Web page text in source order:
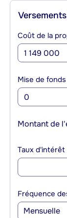
Coût de la
Mise de fonds
Montant de
Taux d'intérêt
Fréquence
Mensuelle